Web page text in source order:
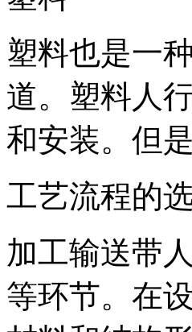
塑料也是一
道。塑料人
和安装。但
工艺流程的
加工输送带
等环节。在